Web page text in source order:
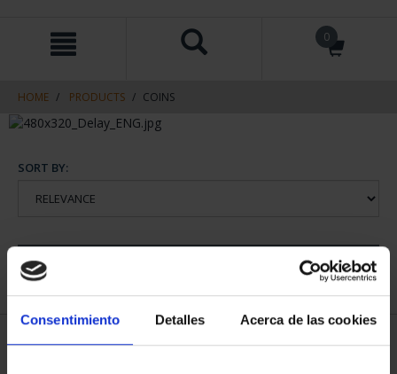
Consentimiento Detalles Acerca de las cookies
navigation
0
HOME PRODUCTS COINS
SORT BY:
1 Products found